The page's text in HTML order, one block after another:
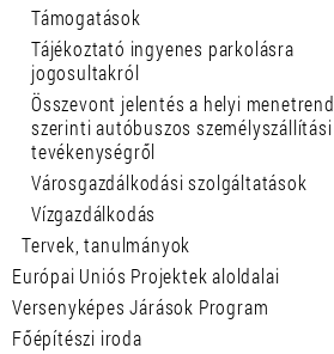
Támogatások
Tájékoztató ingyenes parkolásra
jogosultakról
Összevont jelentés a helyi menetrend
szerinti autóbuszos személyszállítási
tevékenységről
Városgazdálkodási szolgáltatások
Vízgazdálkodás
Tervek, tanulmányok
Európai Uniós Projektek aloldalai
Versenyképes Járások Program
Főépítészi iroda